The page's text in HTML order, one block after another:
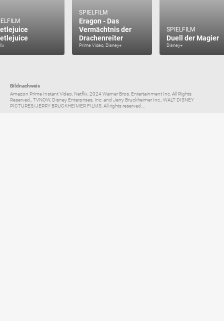
SPIELFILM
Eragon - Das
Vermächtnis der
Drachenreiter
Prime Video, Disney+
SPIELFILM
Duell der Magier
Disney+
Bildnachweis
Amazon Prime Instant Video, Netflix, 2024 Warner Bros. Entertainment Inc. All Rights
Reserved., TVNOW, Disney Enterprises, Inc. and Jerry Bruckheimer Inc., WALT DISNEY
PICTURES/JERRY BRUCKHEIMER FILMS. All rights reserved....